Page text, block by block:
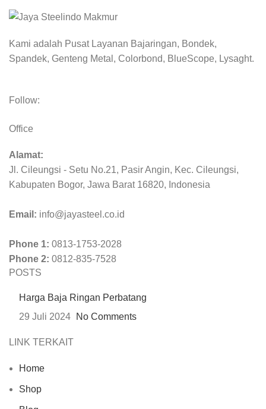
Kami adalah Pusat Layanan Bajaringan, Bondek,
Spandek, Genteng Metal, Colorbond, BlueScope, Lysaght.
Follow:
Office
Alamat:
Jl. Cileungsi - Setu No.21, Pasir Angin, Kec. Cileungsi,
Kabupaten Bogor, Jawa Barat 16820, Indonesia
Email: info@jayasteel.co.id
Phone 1: 0813-1753-2028
Phone 2: 0812-835-7528
POSTS
Harga Baja Ringan Perbatang
29 Juli 2024
No Comments
LINK TERKAIT
Home
Shop